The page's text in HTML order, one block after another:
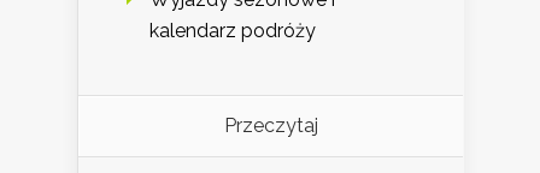
kalendarz podróży
Przeczytaj